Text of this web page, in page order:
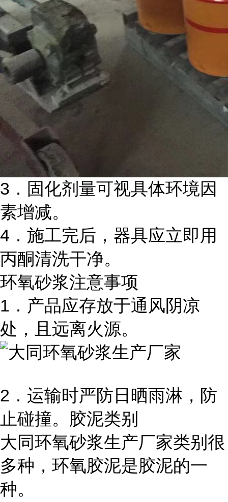
3．固化剂量可视具体环境因
素增减。
4．施工完后，器具应立即用
丙酮清洗干净。
环氧砂浆注意事项
1．产品应存放于通风阴凉
处，且远离火源。
2．运输时严防日晒雨淋，防
止碰撞。胶泥类别
大同环氧砂浆生产厂家类别很
多种，环氧胶泥是胶泥的一
种。